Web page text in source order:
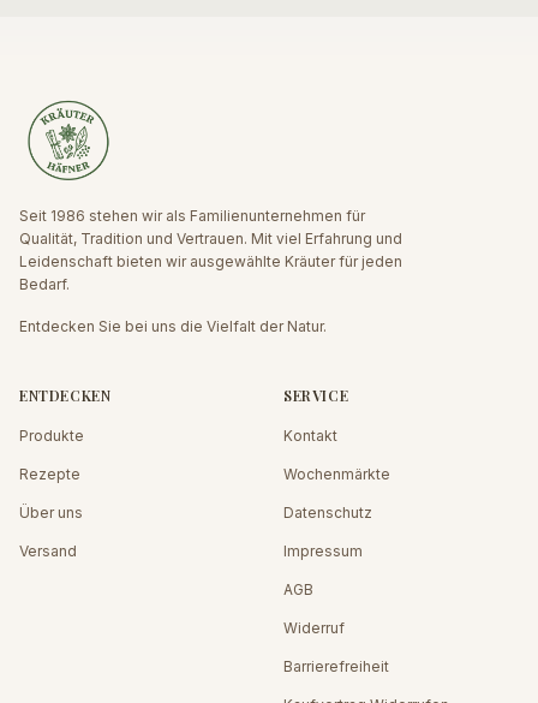
Seit 1986 stehen wir als Familienunternehmen für
Qualität, Tradition und Vertrauen. Mit viel Erfahrung und
Leidenschaft bieten wir ausgewählte Kräuter für jeden
Bedarf.
Entdecken Sie bei uns die Vielfalt der Natur.
ENTDECKEN
Produkte
Rezepte
Über uns
Versand
SERVICE
Kontakt
Wochenmärkte
Datenschutz
Impressum
AGB
Widerruf
Barrierefreiheit